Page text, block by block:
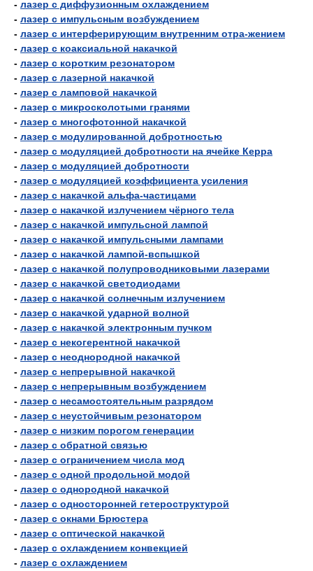
- лазер с диффузионным охлаждением
- лазер с импульсным возбуждением
- лазер с интерферирующим внутренним отра-жением
- лазер с коаксиальной накачкой
- лазер с коротким резонатором
- лазер с лазерной накачкой
- лазер с ламповой накачкой
- лазер с микросколотыми гранями
- лазер с многофотонной накачкой
- лазер с модулированной добротностью
- лазер с модуляцией добротности на ячейке Керра
- лазер с модуляцией добротности
- лазер с модуляцией коэффициента усиления
- лазер с накачкой альфа-частицами
- лазер с накачкой излучением чёрного тела
- лазер с накачкой импульсной лампой
- лазер с накачкой импульсными лампами
- лазер с накачкой лампой-вспышкой
- лазер с накачкой полупроводниковыми лазерами
- лазер с накачкой светодиодами
- лазер с накачкой солнечным излучением
- лазер с накачкой ударной волной
- лазер с накачкой электронным пучком
- лазер с некогерентной накачкой
- лазер с неоднородной накачкой
- лазер с непрерывной накачкой
- лазер с непрерывным возбуждением
- лазер с несамостоятельным разрядом
- лазер с неустойчивым резонатором
- лазер с низким порогом генерации
- лазер с обратной связью
- лазер с ограничением числа мод
- лазер с одной продольной модой
- лазер с однородной накачкой
- лазер с односторонней гетероструктурой
- лазер с окнами Брюстера
- лазер с оптической накачкой
- лазер с охлаждением конвекцией
- лазер с охлаждением